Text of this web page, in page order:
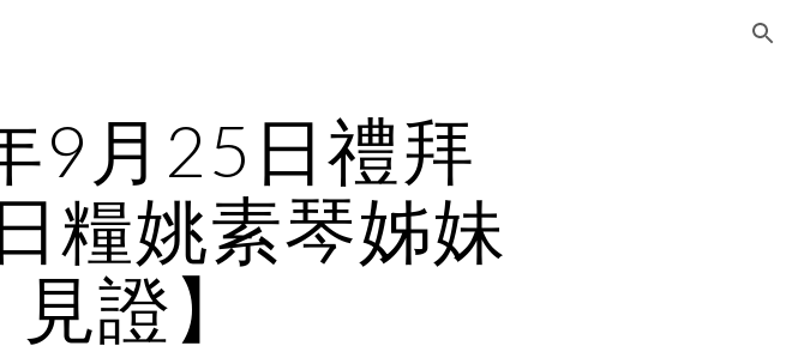
9月25日禮拜
糧姚素琴姊妹
見證】